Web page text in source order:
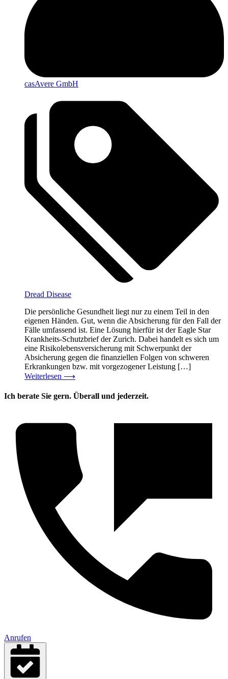
casAvere GmbH
Dread Disease
Die persönliche Gesundheit liegt nur zu einem Teil in den
eigenen Händen. Gut, wenn die Absicherung für den Fall der
Fälle umfassend ist. Eine Lösung hierfür ist der Eagle Star
Krankheits-Schutzbrief der Zurich. Dabei handelt es sich um
eine Risikolebensversicherung mit Schwerpunkt der
Absicherung gegen die finanziellen Folgen von schweren
Erkrankungen bzw. mit vorgezogener Leistung […]
Weiterlesen ⟶
Ich berate Sie gern. Überall und jederzeit.
Anrufen